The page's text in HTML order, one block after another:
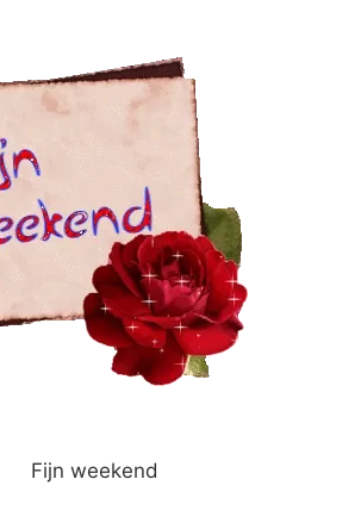
Fijn weekend